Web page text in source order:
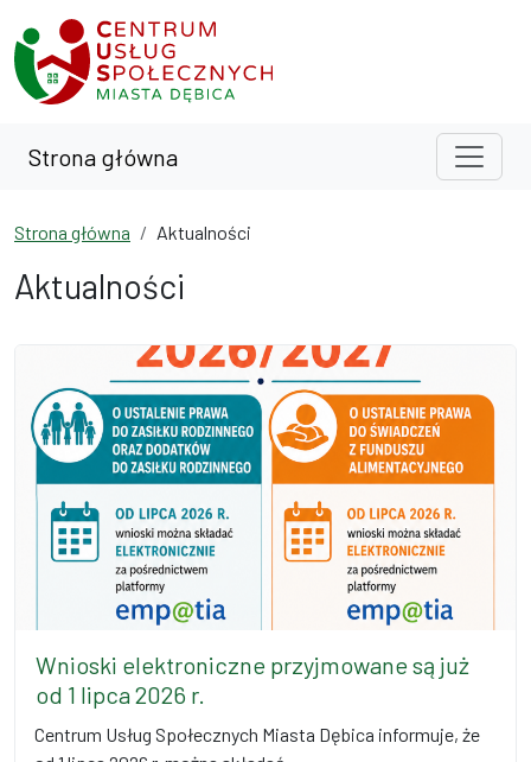
Przejdź do treści
Przejdź do wyszukiwarki
Strona główna
Strona główna Aktualności
Aktualności
Wnioski elektroniczne przyjmowane są już
od 1 lipca 2026 r.
Centrum Usług Społecznych Miasta Dębica informuje, że